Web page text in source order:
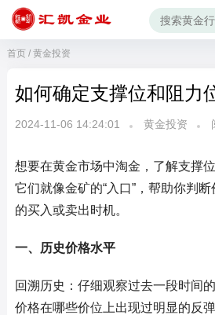
首页/ 黄金投资
如何确定支撑位和阻力
2024-11-06 14:24:01 黄金投资
想要在黄金市场中淘金，了解支撑
它们就像金矿的“入口”，帮助你判
的买入或卖出时机。
一、历史价格水平
回溯历史：仔细观察过去一段时间
价格在哪些价位上出现过明显的反